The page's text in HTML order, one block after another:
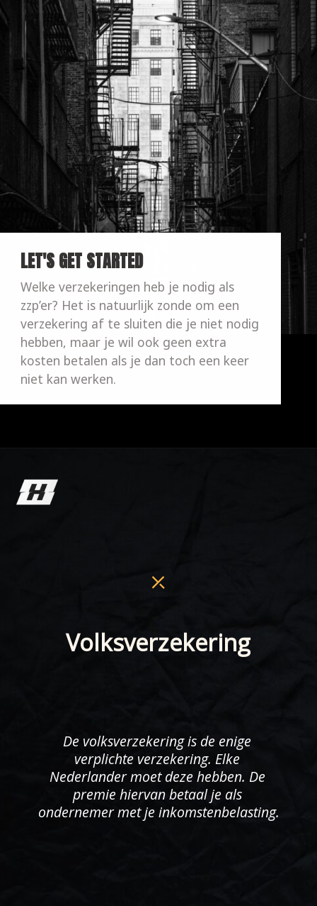
Welke verzekeringen heb je nodig als
zzp’er? Het is natuurlijk zonde om een
verzekering af te sluiten die je niet nodig
hebben, maar je wil ook geen extra
kosten betalen als je dan toch een keer
niet kan werken.
LET'S GET STARTED
De volksverzekering is de enige
verplichte verzekering. Elke
Nederlander moet deze hebben. De
premie hiervan betaal je als
ondernemer met je inkomstenbelasting.
Volksverzekering